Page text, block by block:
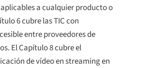
a cualquier producto o
6 cubre las TIC con
entre proveedores de
El Capítulo 8 cubre el
de vídeo en streaming en